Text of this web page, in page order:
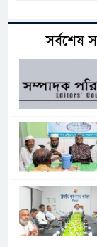
সর্বশেষ